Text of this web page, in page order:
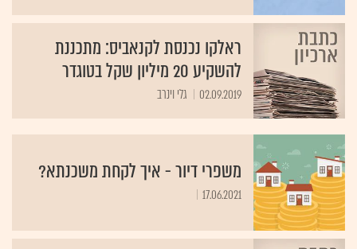
ראלקו נכנסת לקנאביס: מתכננת
להשקיע 20 מיליון שקל בטוגדר
02.09.2019 גלי וינרב
משפרי דיור - איך לקחת משכנתא?
17.06.2021